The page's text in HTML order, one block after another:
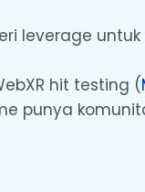
leverage
hit testing (
punya